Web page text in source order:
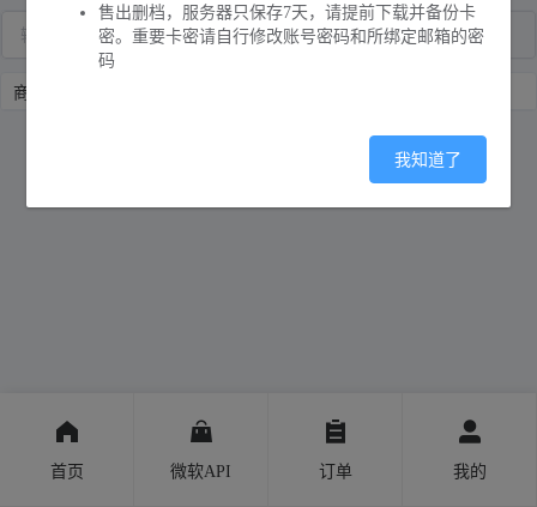
商品列表
售出删档，服务器只保存7天，请提前下载并备份卡
密。重要卡密请自行修改账号密码和所绑定邮箱的密
码
我知道了
首页 微软API 订单 我的